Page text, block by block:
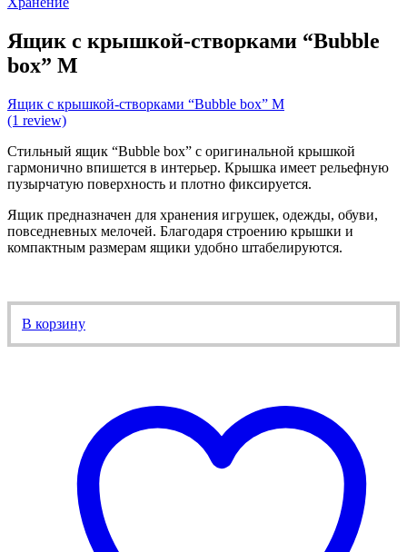
Ящик с крышкой-створками “Bubble
box” М
Ящик с крышкой-створками “Bubble box” М
(1 review)
Стильный ящик “Bubble box” с оригинальной крышкой
гармонично впишется в интерьер. Крышка имеет рельефную
пузырчатую поверхность и плотно фиксируется.
Ящик предназначен для хранения игрушек, одежды, обуви,
повседневных мелочей. Благодаря строению крышки и
компактным размерам ящики удобно штабелируются.
В корзину